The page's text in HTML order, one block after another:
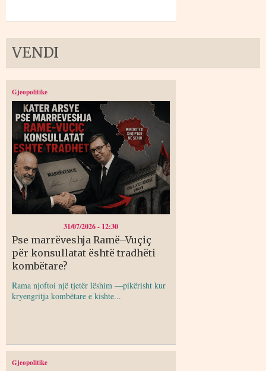
VENDI
Gjeopolitike
31/07/2026 - 12:30
Pse marrëveshja Ramë–Vuçiç
për konsullatat është tradhëti
kombëtare?
Rama njoftoi një tjetër lëshim —pikërisht kur
kryengritja kombëtare e kishte...
Gjeopolitike